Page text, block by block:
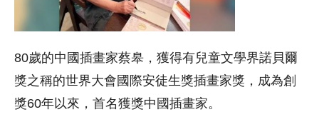
80歲的中國插畫家蔡皋，獲得有兒童文學界諾貝爾
獎之稱的世界大會國際安徒生獎插畫家獎，成為創
獎60年以來，首名獲獎中國插畫家。